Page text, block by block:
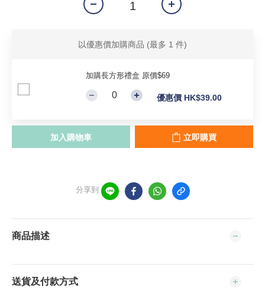
以優惠價加購商品 (最多 1 件)
加購長方形禮盒 原價$69
優惠價 HK$39.00
加入購物車 立即購買
分享到
商品描述
送貨及付款方式